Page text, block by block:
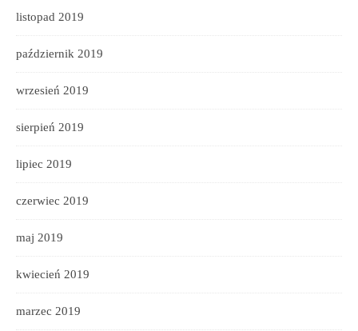
listopad 2019
październik 2019
wrzesień 2019
sierpień 2019
lipiec 2019
czerwiec 2019
maj 2019
kwiecień 2019
marzec 2019